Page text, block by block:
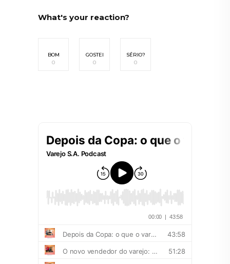
What's your reaction?
BOM
0
GOSTEI
0
SÉRIO?
0